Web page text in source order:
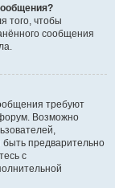
того, чтобы
сообщения
требуют
Возможно
предварительно
с